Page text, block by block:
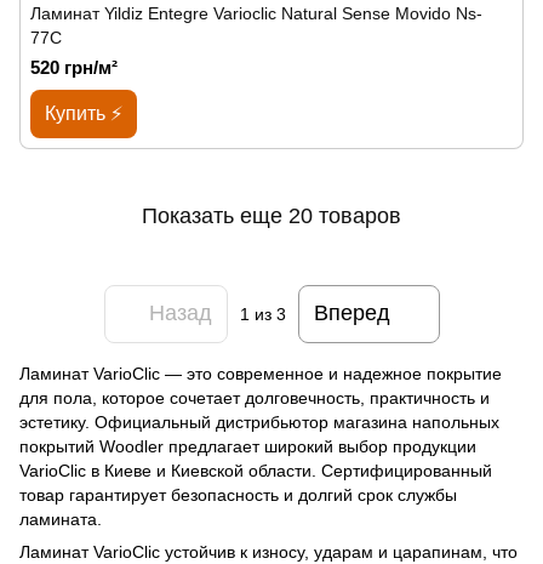
Ламинат Yildiz Entegre Varioclic Natural Sense Movido Ns-
77C
520 грн/м²
Купить ⚡
Показать еще 20 товаров
Назад 1 из 3 Вперед
Ламинат VarioClic — это современное и надежное покрытие
для пола, которое сочетает долговечность, практичность и
эстетику. Официальный дистрибьютор магазина напольных
покрытий Woodler предлагает широкий выбор продукции
VarioClic в Киеве и Киевской области. Сертифицированный
товар гарантирует безопасность и долгий срок службы
ламината.
Ламинат VarioClic устойчив к износу, ударам и царапинам, что